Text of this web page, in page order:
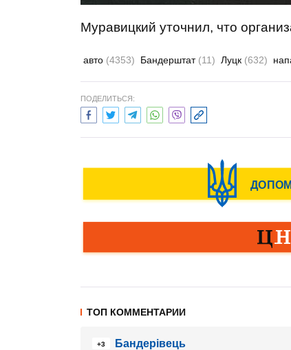
Муравицкий уточнил, что
авто (4353) Бандерштат (11) Луцк (632)
ПОДЕЛИТЬСЯ:
ТОП КОММЕНТАРИИ
+3
Бандерівець